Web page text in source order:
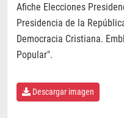
Afiche Elecciones
Presidencia de la
Democracia Cristiana.
Popular".
Descargar imagen